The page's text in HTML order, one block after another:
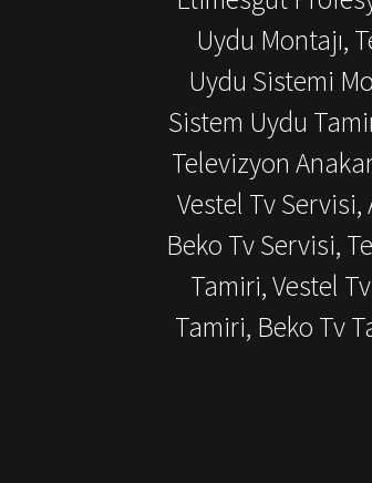
Uydu Montajı,
Uydu Sistemi
Sistem Uydu
Televizyon
Vestel Tv
Beko Tv Servisi,
Tamiri, Vestel
Tamiri, Beko Tv